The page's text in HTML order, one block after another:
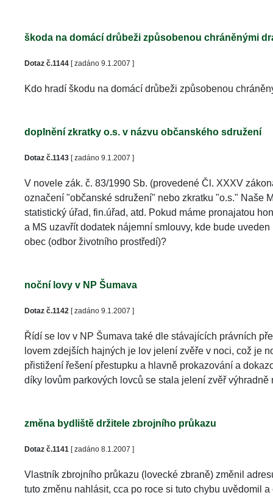
škoda na domácí drůbeži způsobenou chráněnými
Dotaz č.1144 [ zadáno 9.1.2007 ]
Kdo hradí škodu na domácí drůbeži způsobenou
doplnění zkratky o.s. v názvu občanského sdružení
Dotaz č.1143 [ zadáno 9.1.2007 ]
V novele zák. č. 83/1990 Sb. (provedené Čl. XXXV
označení "občanské sdružení" nebo zkratku "o.s." Naše
tatistický úřad, fin.úřad, atd. Pokud máme pronajatou
a MS uzavřít dodatek nájemní smlouvy, kde bude
obec (odbor životního prostředí)?
noční lovy v NP Šumava
Dotaz č.1142 [ zadáno 9.1.2007 ]
Řídí se lov v NP Šumava také dle stávajících právních
lovem zdejších hajných je lov jelení zvěře v noci, což je
přistižení řešení přestupku a hlavně prokazování a
díky lovům parkových lovců se stala jelení zvěř výhradně
změna bydliště držitele zbrojního průkazu
Dotaz č.1141 [ zadáno 8.1.2007 ]
Vlastník zbrojního průkazu (lovecké zbraně) změnil
tuto změnu nahlásit, cca po roce si tuto chybu uvědomil